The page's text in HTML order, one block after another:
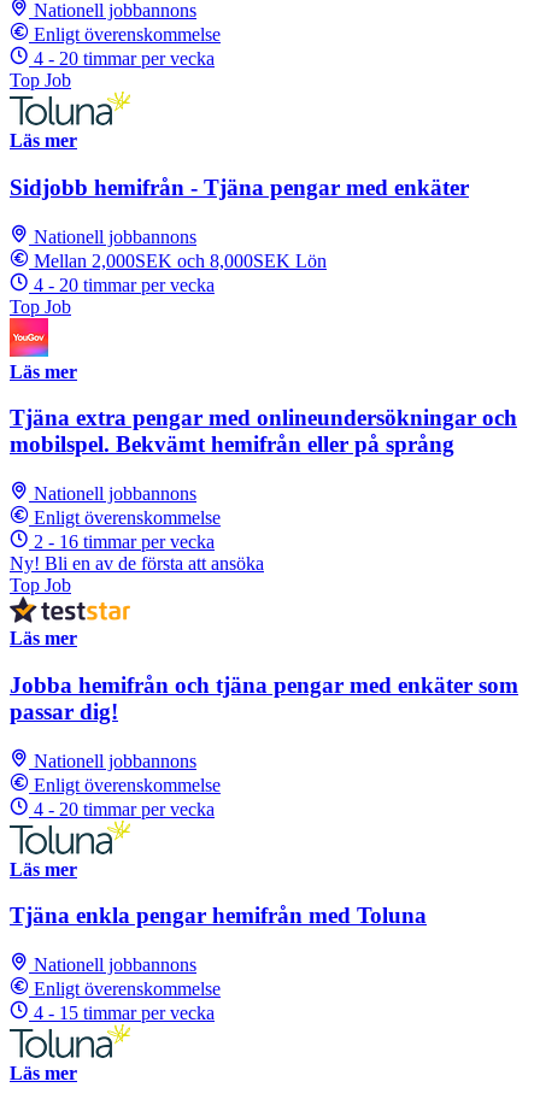
Nationell jobbannons
Enligt överenskommelse
4 - 20 timmar per vecka
Top Job
Läs mer
Sidjobb hemifrån - Tjäna pengar med enkäter
Nationell jobbannons
Mellan 2,000SEK och 8,000SEK Lön
4 - 20 timmar per vecka
Top Job
Läs mer
Tjäna extra pengar med onlineundersökningar och
mobilspel. Bekvämt hemifrån eller på språng
Nationell jobbannons
Enligt överenskommelse
2 - 16 timmar per vecka
Ny! Bli en av de första att ansöka
Top Job
Läs mer
Jobba hemifrån och tjäna pengar med enkäter som
passar dig!
Nationell jobbannons
Enligt överenskommelse
4 - 20 timmar per vecka
Läs mer
Tjäna enkla pengar hemifrån med Toluna
Nationell jobbannons
Enligt överenskommelse
4 - 15 timmar per vecka
Läs mer